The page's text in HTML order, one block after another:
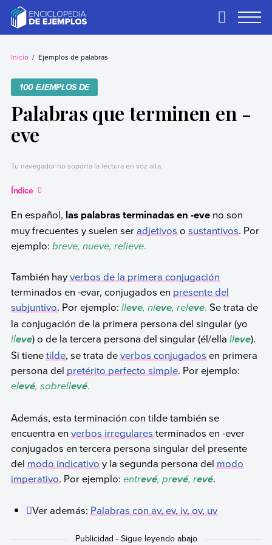
contentEjemplos
Necesitas ejemplos.
Primary
Inicio Ejemplos de palabras
100 EJEMPLOS DE
Palabras que terminen en -
eve
Tu navegador no soporta la lectura en voz alta.
Índice
En español, las palabras terminadas en -eveno son
muy frecuentes y suelen seradjetivososustantivos. Por
ejemplo: breve, nueve, relieve.
También hayverbos de la primera conjugación
terminados en -evar, conjugados enpresente del
subjuntivo. Por ejemplo: lleve, nieve, releve. Se trata de
la conjugación de la primera persona del singular (yo
lleve) o de la tercera persona del singular (él/ella lleve).
Si tienetilde, se trata deverbos conjugadosen primera
persona delpretérito perfecto simple. Por ejemplo:
elevé, sobrellevé.
Además, esta terminación con tilde también se
encuentra enverbos irregularesterminados en -ever
conjugados en tercera persona singular del presente
delmodo indicativoy la segunda persona delmodo
imperativo. Por ejemplo: entrevé, prevé, revé.
Ver además:Palabras con av, ev, iv, ov, uv